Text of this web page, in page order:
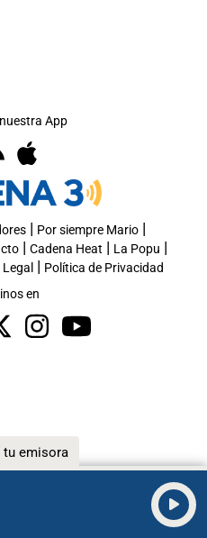
tu emisora
App
| Por siempre Mario|
| Cadena Heat | La Popu |
| Política de Privacidad
en